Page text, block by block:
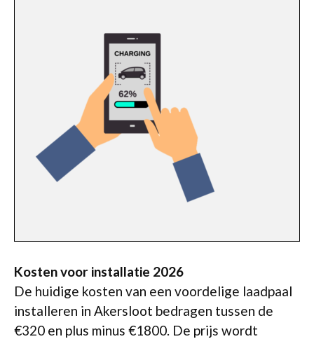
Kosten voor installatie 2026
De huidige kosten van een voordelige laadpaal
installeren in Akersloot bedragen tussen de
€320 en plus minus €1800. De prijs wordt